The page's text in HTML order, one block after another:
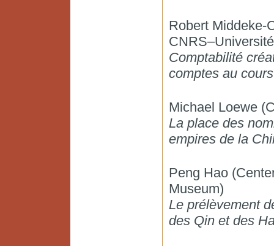
Robert Middeke-
Comptabilité
comptes au
Michael Loewe
La place des
empires de la
Peng Hao
Museum)
Le prélèvement
des Qin et des